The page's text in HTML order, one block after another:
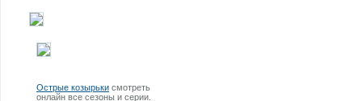
Острые козырьки смотреть
онлайн все сезоны и серии.